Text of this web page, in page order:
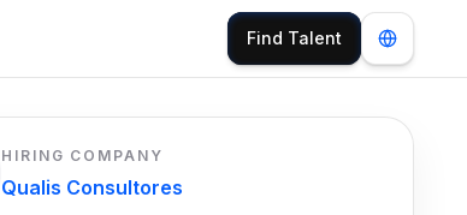
Find Talent
HIRING COMPANY
Qualis Consultores